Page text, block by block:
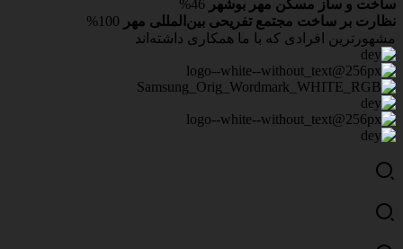
ساخت و ساز مسکن مهر بوشهر 46%
نظارت بر ساخت مجتمع تفریحی بین‌المللی مهر 100%
مشهورترین افرادی که با ما همکاری داشته‌اند